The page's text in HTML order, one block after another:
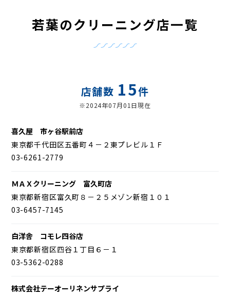
若葉のクリーニング店一覧
店舗数 15件
※2024年07月01日現在
喜久屋 市ヶ谷駅前店
東京都千代田区五番町４－２東プレビル１Ｆ
03-6261-2779
ＭＡＸクリーニング 富久町店
東京都新宿区富久町８－２５メゾン新宿１０１
03-6457-7145
白洋舎 コモレ四谷店
東京都新宿区四谷１丁目６－１
03-5362-0288
株式会社テーオーリネンサプライ